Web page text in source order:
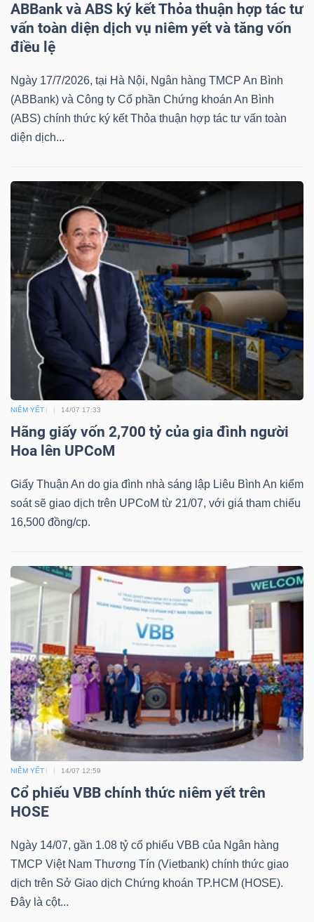
ABBank và ABS ký kết Thỏa thuận hợp tác tư
vấn toàn diện dịch vụ niêm yết và tăng vốn
điều lệ
Ngày 17/7/2026, tại Hà Nội, Ngân hàng TMCP An Bình
(ABBank) và Công ty Cổ phần Chứng khoán An Bình
(ABS) chính thức ký kết Thỏa thuận hợp tác tư vấn toàn
diện dịch...
NIÊM YẾT 14/07 17:33
Hãng giấy vốn 2,700 tỷ của gia đình người
Hoa lên UPCoM
Giấy Thuận An do gia đình nhà sáng lập Liêu Bình An kiểm
soát sẽ giao dịch trên UPCoM từ 21/07, với giá tham chiếu
16,500 đồng/cp.
NIÊM YẾT 14/07 12:59
Cổ phiếu VBB chính thức niêm yết trên
HOSE
Ngày 14/07, gần 1.08 tỷ cổ phiếu VBB của Ngân hàng
TMCP Việt Nam Thương Tín (Vietbank) chính thức giao
dịch trên Sở Giao dịch Chứng khoán TP.HCM (HOSE).
Đây là cột...
Dịch
(-)
Đào
Sách
tài
chính
đầu
tư
Truyền
tài
chính
Dữ
liệu
tài
chính